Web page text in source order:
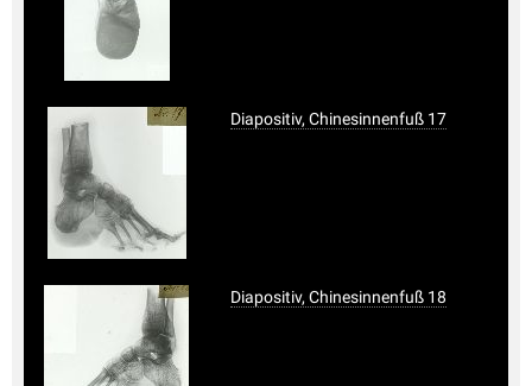
Diapositiv, Chinesinnenfuß 17
Diapositiv, Chinesinnenfuß 18